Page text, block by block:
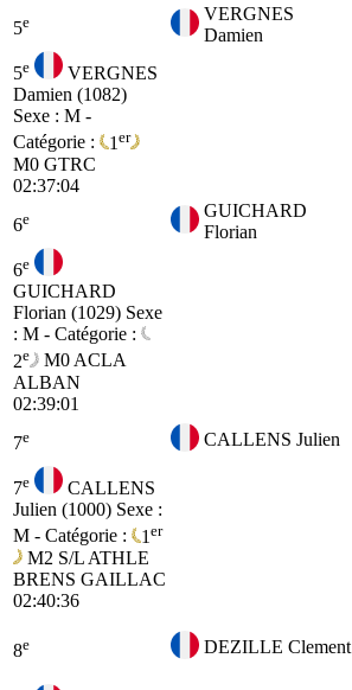
5e
VERGNES
Damien
5e
VERGNES
Damien (1082)
Sexe : M -
Catégorie :
1 er
M0 GTRC
02:37:04
6e
GUICHARD
Florian
6e
GUICHARD
Florian (1029) Sexe
: M - Catégorie :
2e M0ACLA
ALBAN
02:39:01
7e CALLENS Julien
7e
CALLENS
Julien (1000) Sexe :
M - Catégorie :
1 er
M2 S/L ATHLE
BRENS GAILLAC
02:40:36
8e DEZILLE Clement